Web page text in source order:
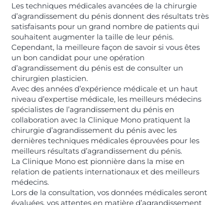
Les techniques médicales avancées de la chirurgie
d’agrandissement du pénis donnent des résultats très
satisfaisants pour un grand nombre de patients qui
souhaitent augmenter la taille de leur pénis.
Cependant, la meilleure façon de savoir si vous êtes
un bon candidat pour une opération
d’agrandissement du pénis est de consulter un
chirurgien plasticien.
Avec des années d’expérience médicale et un haut
niveau d’expertise médicale, les meilleurs médecins
spécialistes de l’agrandissement du pénis en
collaboration avec la Clinique Mono pratiquent la
chirurgie d’agrandissement du pénis avec les
dernières techniques médicales éprouvées pour les
meilleurs résultats d’agrandissement du pénis.
La Clinique Mono est pionnière dans la mise en
relation de patients internationaux et des meilleurs
médecins.
Lors de la consultation, vos données médicales seront
évaluées, vos attentes en matière d’agrandissement